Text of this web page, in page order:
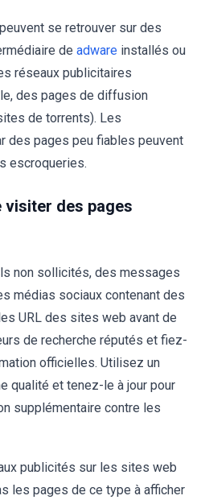
se retrouver sur des
de adware installés ou
réseaux publicitaires
des pages de diffusion
de torrents). Les
des pages peu fiables peuvent
escroqueries.
visiter des pages
non sollicités, des messages
médias sociaux contenant des
URL des sites web avant de
de recherche réputés et fiez-
officielles. Utilisez un
qualité et tenez-le à jour pour
supplémentaire contre les
publicités sur les sites web
les pages de ce type à afficher